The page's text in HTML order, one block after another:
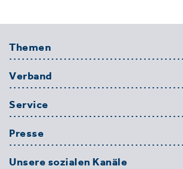
Themen
Verband
Service
Presse
Unsere sozialen Kanäle